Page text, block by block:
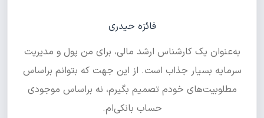
فائزه حیدری
به‌عنوان یک کارشناس ارشد مالی، برای من پول و مدیریت
سرمایه بسیار جذاب است. از این جهت که بتوانم براساس
مطلوبیت‌های خودم تصمیم بگیرم، نه براساس موجودی
حساب بانکی‌ام.